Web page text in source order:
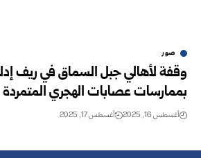
صور
وقفة لأهالي جبل السماق في ريف
بممارسات عصابات الهجري المتمردة
أغسطس 16, 2025 أغسطس 17, 2025